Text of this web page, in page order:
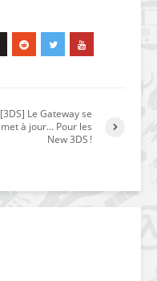
[3DS] Le Gateway se
met à jour… Pour les
New 3DS !